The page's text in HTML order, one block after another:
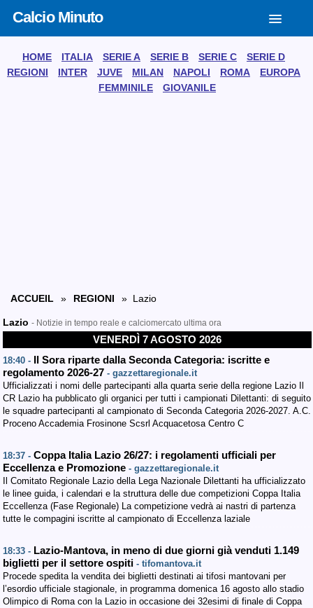
Calcio Minuto
HOME ITALIA SERIE A SERIE B SERIE C
SERIE D
REGIONI
INTER JUVE MILAN NAPOLI ROMA
EUROPA
FEMMINILE
GIOVANILE
ACCUEIL » REGIONI » Lazio
Lazio - Notizie in tempo reale e calciomercato ultima ora
VENERDÌ 7 AGOSTO 2026
18:40 -
Il Sora riparte dalla Seconda Categoria: iscritte e
regolamento 2026-27 - gazzettaregionale.it
Ufficializzati i nomi delle partecipanti alla quarta serie della regione Lazio Il
CR Lazio ha pubblicato gli organici per tutti i campionati Dilettanti: di seguito
le squadre partecipanti al campionato di Seconda Categoria 2026-2027. A.C.
Proceno Accademia Frosinone Scsrl Acquacetosa Centro C
18:37 - Coppa Italia Lazio 26/27: i regolamenti ufficiali per
Eccellenza e Promozione - gazzettaregionale.it
Il Comitato Regionale Lazio della Lega Nazionale Dilettanti ha ufficializzato
le linee guida, i calendari e la struttura delle due competizioni Coppa Italia
Eccellenza (Fase Regionale) La competizione vedrà ai nastri di partenza
tutte le compagini iscritte al campionato di Eccellenza laziale
18:33 - Lazio-Mantova, in meno di due giorni già venduti 1.149
biglietti per il settore ospiti - tifomantova.it
Procede spedita la vendita dei biglietti destinati ai tifosi mantovani per
l’esordio ufficiale stagionale, in programma domenica 16 agosto allo stadio
Olimpico di Roma con la Lazio in occasione dei 32esimi di finale di Coppa